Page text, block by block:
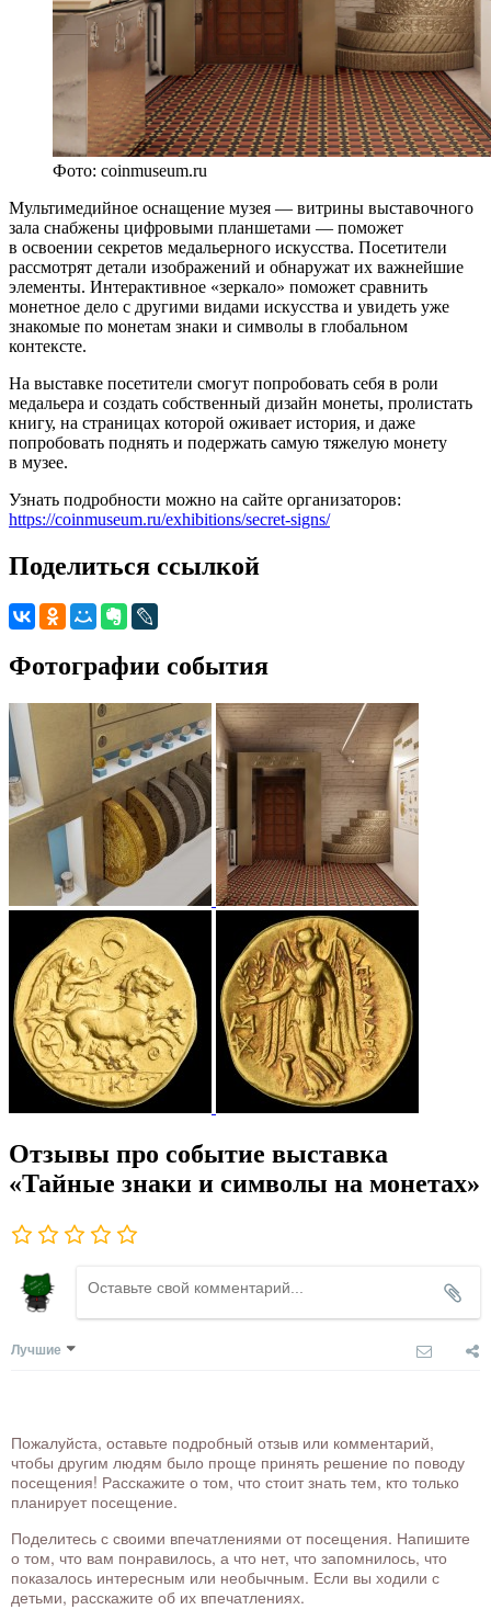
Фото: coinmuseum.ru
Мультимедийное оснащение музея — витрины выставочного
зала снабжены цифровыми планшетами — поможет
в освоении секретов медальерного искусства. Посетители
рассмотрят детали изображений и обнаружат их важнейшие
элементы. Интерактивное «зеркало» поможет сравнить
монетное дело с другими видами искусства и увидеть уже
знакомые по монетам знаки и символы в глобальном
контексте.
На выставке посетители смогут попробовать себя в роли
медальера и создать собственный дизайн монеты, пролистать
книгу, на страницах которой оживает история, и даже
попробовать поднять и подержать самую тяжелую монету
в музее.
Узнать подробности можно на сайте организаторов:
https://coinmuseum.ru/exhibitions/secret-signs/
Поделиться ссылкой
Фотографии события
Отзывы про событие выставка
«Тайные знаки и символы на монетах»
Лучшие
Пожалуйста, оставьте подробный отзыв или комментарий,
чтобы другим людям было проще принять решение по поводу
посещения! Расскажите о том, что стоит знать тем, кто только
планирует посещение.
Поделитесь с своими впечатлениями от посещения. Напишите
о том, что вам понравилось, а что нет, что запомнилось, что
показалось интересным или необычным. Если вы ходили с
детьми, расскажите об их впечатлениях.